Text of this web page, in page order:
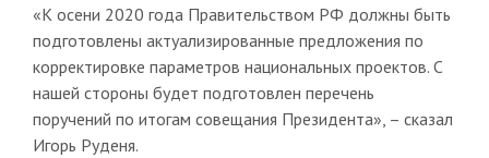
«К осени 2020 года Правительством РФ должны быть
подготовлены актуализированные предложения по
корректировке параметров национальных проектов. С
нашей стороны будет подготовлен перечень
поручений по итогам совещания Президента», – сказал
Игорь Руденя.